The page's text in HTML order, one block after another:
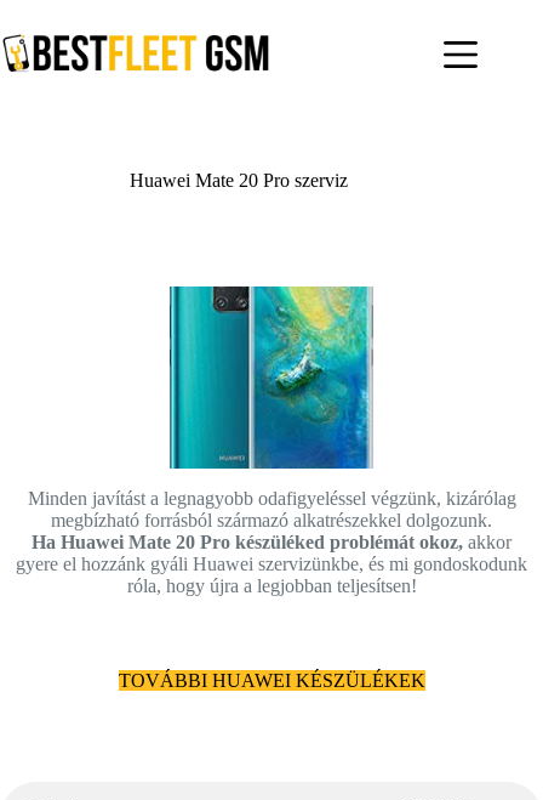
to
content
Huawei Mate 20 Pro szerviz
Minden javítást a legnagyobb odafigyeléssel végzünk, kizárólag
megbízható forrásból származó alkatrészekkel dolgozunk.
Ha Huawei Mate 20 Pro készüléked problémát okoz, akkor
gyere el hozzánk gyáli Huawei szervizünkbe, és mi gondoskodunk
róla, hogy újra a legjobban teljesítsen!
TOVÁBBI HUAWEI KÉSZÜLÉKEK